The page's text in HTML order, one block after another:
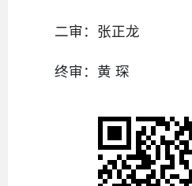
二审：张正龙
终审：黄 琛